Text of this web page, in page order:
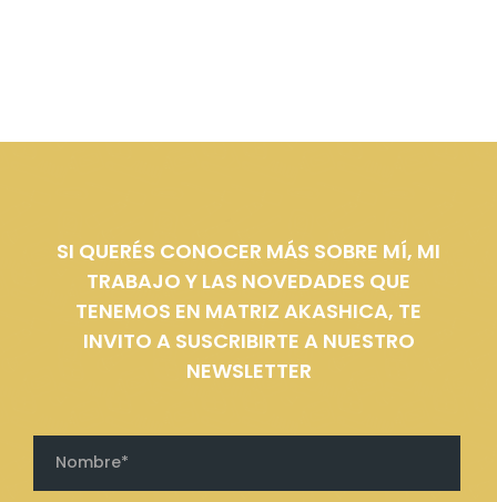
SI QUERÉS CONOCER MÁS SOBRE MÍ, MI
TRABAJO Y LAS NOVEDADES QUE
TENEMOS EN MATRIZ AKASHICA, TE
INVITO A SUSCRIBIRTE A NUESTRO
NEWSLETTER